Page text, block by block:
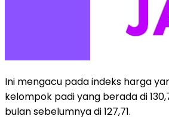
Ini mengacu pada indeks harga
kelompok padi yang berada di
bulan sebelumnya di 127,71.